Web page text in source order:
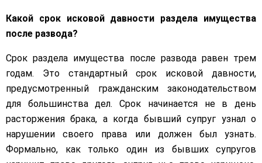
Какой срок исковой давности раздела имущества
после развода?
Срок раздела имущества после развода равен трем
годам. Это стандартный срок исковой давности,
предусмотренный гражданским законодательством
для большинства дел. Срок начинается не в день
расторжения брака, а когда бывший супруг узнал о
нарушении своего права или должен был узнать.
Формально, как только один из бывших супругов